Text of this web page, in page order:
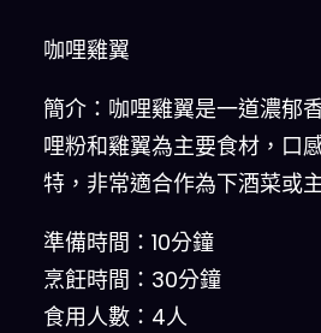
咖哩雞翼
簡介：咖哩雞翼是一道濃郁
哩粉和雞翼為主要食材，口
特，非常適合作為下酒菜或
準備時間：10分鐘
烹飪時間：30分鐘
食用人數：4人